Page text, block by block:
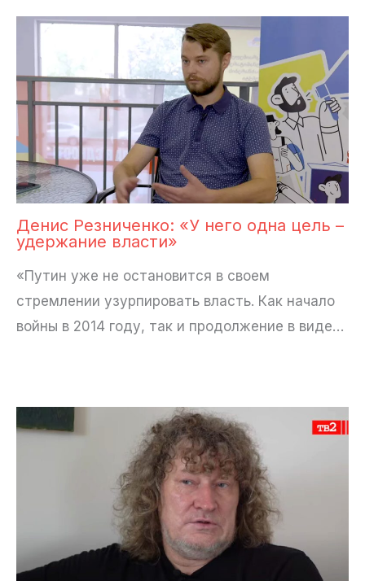
Денис Резниченко: «У него одна цель –
удержание власти»
«Путин уже не остановится в своем
стремлении узурпировать власть. Как начало
войны в 2014 году, так и продолжение в виде…